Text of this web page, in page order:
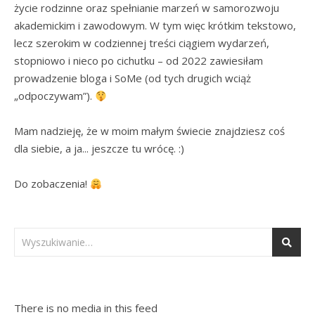
życie rodzinne oraz spełnianie marzeń w samorozwoju
akademickim i zawodowym. W tym więc krótkim tekstowo,
lecz szerokim w codziennej treści ciągiem wydarzeń,
stopniowo i nieco po cichutku – od 2022 zawiesiłam
prowadzenie bloga i SoMe (od tych drugich wciąż
„odpoczywam”).
Mam nadzieję, że w moim małym świecie znajdziesz coś
dla siebie, a ja... jeszcze tu wrócę. :)
Do zobaczenia!
There is no media in this feed